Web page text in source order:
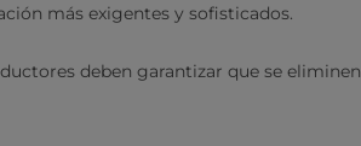
más exigentes y sofisticados.
deben garantizar que se eliminen